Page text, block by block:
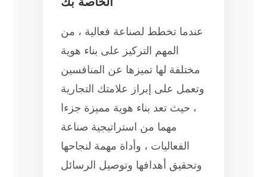
عندما تخطط لصناعة فعالية ، من
المهم التركيز على بناء هوية
مختلفة لها تميزها عن المنافسين
وتعمل على إبراز علامتك التجارية
، حيث تعد بناء هوية مميزة جزءا
مهما من استراتيجية صناعة
الفعاليات ، وأداة مهمة لنجاحها
وتحقيق أهدافها وتوصيل الرسائل